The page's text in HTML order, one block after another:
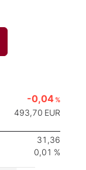
-0,04 %
493,70 EUR
31,36
0,01 %